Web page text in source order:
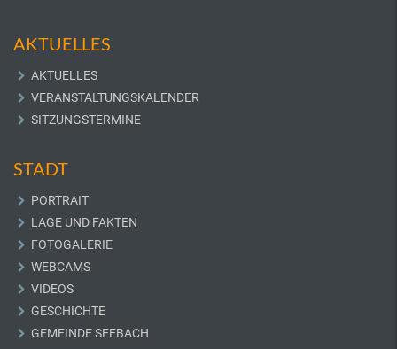
AKTUELLES
AKTUELLES
VERANSTALTUNGSKALENDER
SITZUNGSTERMINE
STADT
PORTRAIT
LAGE UND FAKTEN
FOTOGALERIE
WEBCAMS
VIDEOS
GESCHICHTE
GEMEINDE SEEBACH